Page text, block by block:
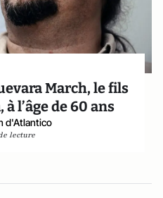
March, le fils
à l’âge de 60 ans
d'Atlantico
lecture